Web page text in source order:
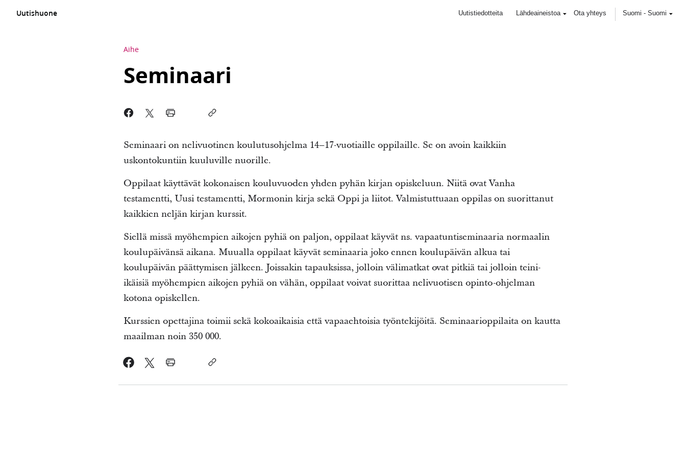
Uutishuone Uutistiedotteita Lähdeaineistoa Ota yhteys Suomi - Suomi
Aihe
Seminaari
Seminaari on nelivuotinen koulutusohjelma 14–17-vuotiaille oppilaille. Se on avoin kaikkiin
uskontokuntiin kuuluville nuorille.
Oppilaat käyttävät kokonaisen kouluvuoden yhden pyhän kirjan opiskeluun. Niitä ovat Vanha
testamentti, Uusi testamentti, Mormonin kirja sekä Oppi ja liitot. Valmistuttuaan oppilas on suorittanut
kaikkien neljän kirjan kurssit.
Siellä missä myöhempien aikojen pyhiä on paljon, oppilaat käyvät ns. vapaatuntiseminaaria normaalin
koulupäivänsä aikana. Muualla oppilaat käyvät seminaaria joko ennen koulupäivän alkua tai
koulupäivän päättymisen jälkeen. Joissakin tapauksissa, jolloin välimatkat ovat pitkiä tai jolloin teini-
ikäisiä myöhempien aikojen pyhiä on vähän, oppilaat voivat suorittaa nelivuotisen opinto-ohjelman
kotona opiskellen.
Kurssien opettajina toimii sekä kokoaikaisia että vapaaehtoisia työntekijöitä. Seminaarioppilaita on kautta
maailman noin 350 000.